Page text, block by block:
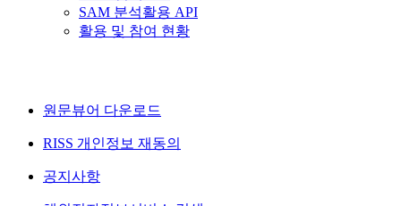
SAM 분석활용 API
활용 및 참여 현황
원문뷰어 다운로드
RISS 개인정보 재동의
공지사항